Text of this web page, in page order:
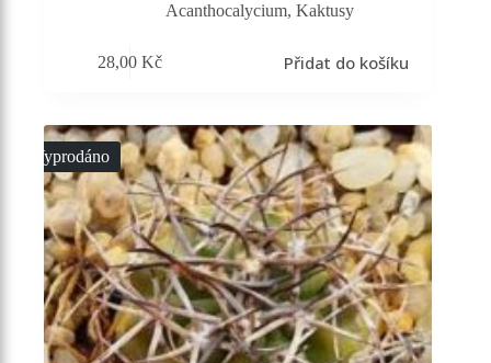
Acanthocalycium,Kaktusy
28,00Kč Přidat do košíku
Vyprodáno